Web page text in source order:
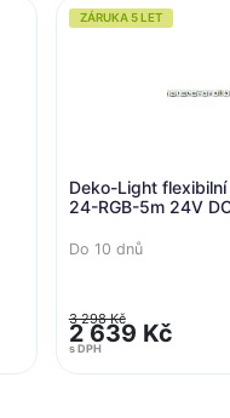
ZÁRUKA 5 LET
Deko-Light
24-RGB-5m 24V
Do 10 dnů
3 298 Kč
2 639 Kč
s DPH